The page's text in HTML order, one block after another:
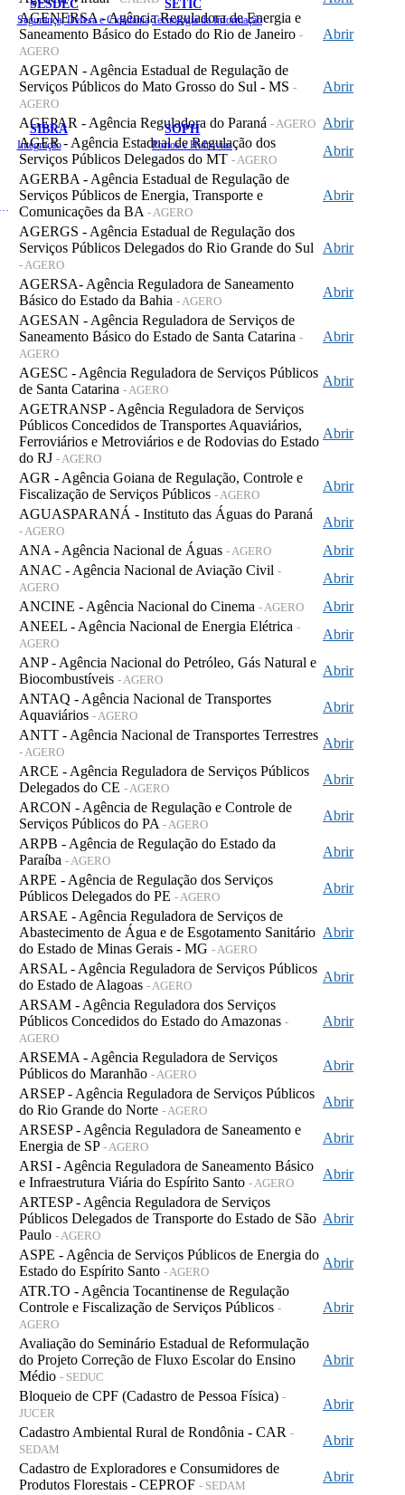
SESDEC
Segurança, Defesa e Cidadania
SETIC
Tecnologia da Informação
SIBRA
Integração
SOPH
Portos e Hidrovias
AGENERSA - Agência Reguladora de Energia e
Saneamento Básico do Estado do Rio de Janeiro -
AGERO
Abrir
AGEPAN - Agência Estadual de Regulação de
Serviços Públicos do Mato Grosso do Sul - MS -
AGERO
Abrir
AGEPAR - Agência Reguladora do Paraná - AGERO Abrir
AGER - Agência Estadual de Regulação dos
Serviços Públicos Delegados do MT - AGERO
Abrir
AGERBA - Agência Estadual de Regulação de
Serviços Públicos de Energia, Transporte e
Comunicações da BA - AGERO
Abrir
AGERGS - Agência Estadual de Regulação dos
Serviços Públicos Delegados do Rio Grande do Sul
- AGERO
Abrir
AGERSA- Agência Reguladora de Saneamento
Básico do Estado da Bahia - AGERO
Abrir
AGESAN - Agência Reguladora de Serviços de
Saneamento Básico do Estado de Santa Catarina -
AGERO
Abrir
AGESC - Agência Reguladora de Serviços Públicos
de Santa Catarina - AGERO
Abrir
AGETRANSP - Agência Reguladora de Serviços
Públicos Concedidos de Transportes Aquaviários,
Ferroviários e Metroviários e de Rodovias do Estado
do RJ - AGERO
Abrir
AGR - Agência Goiana de Regulação, Controle e
Fiscalização de Serviços Públicos - AGERO
Abrir
AGUASPARANÁ - Instituto das Águas do Paraná
- AGERO
Abrir
ANA - Agência Nacional de Águas - AGERO
Abrir
ANAC - Agência Nacional de Aviação Civil -
AGERO
Abrir
ANCINE - Agência Nacional do Cinema - AGERO
Abrir
ANEEL - Agência Nacional de Energia Elétrica -
AGERO
Abrir
ANP - Agência Nacional do Petróleo, Gás Natural e
Biocombustíveis - AGERO
Abrir
ANTAQ - Agência Nacional de Transportes
Aquaviários - AGERO
Abrir
ANTT - Agência Nacional de Transportes Terrestres
- AGERO
Abrir
ARCE - Agência Reguladora de Serviços Públicos
Delegados do CE - AGERO
Abrir
ARCON - Agência de Regulação e Controle de
Serviços Públicos do PA - AGERO
Abrir
ARPB - Agência de Regulação do Estado da
Paraíba - AGERO
Abrir
ARPE - Agência de Regulação dos Serviços
Públicos Delegados do PE - AGERO
Abrir
ARSAE - Agência Reguladora de Serviços de
Abastecimento de Água e de Esgotamento Sanitário
do Estado de Minas Gerais - MG - AGERO
Abrir
ARSAL - Agência Reguladora de Serviços Públicos
do Estado de Alagoas - AGERO
Abrir
ARSAM - Agência Reguladora dos Serviços
Públicos Concedidos do Estado do Amazonas -
AGERO
Abrir
ARSEMA - Agência Reguladora de Serviços
Públicos do Maranhão - AGERO
Abrir
ARSEP - Agência Reguladora de Serviços Públicos
do Rio Grande do Norte - AGERO
Abrir
ARSESP - Agência Reguladora de Saneamento e
Energia de SP - AGERO
Abrir
ARSI - Agência Reguladora de Saneamento Básico
e Infraestrutura Viária do Espírito Santo - AGERO
Abrir
ARTESP - Agência Reguladora de Serviços
Públicos Delegados de Transporte do Estado de São
Paulo - AGERO
Abrir
ASPE - Agência de Serviços Públicos de Energia do
Estado do Espírito Santo - AGERO
Abrir
ATR.TO - Agência Tocantinense de Regulação
Controle e Fiscalização de Serviços Públicos -
AGERO
Abrir
Avaliação do Seminário Estadual de Reformulação
do Projeto Correção de Fluxo Escolar do Ensino
Médio - SEDUC
Abrir
Bloqueio de CPF (Cadastro de Pessoa Física) -
JUCER
Abrir
Cadastro Ambiental Rural de Rondônia - CAR -
SEDAM
Abrir
Cadastro de Exploradores e Consumidores de
Produtos Florestais - CEPROF - SEDAM
Abrir